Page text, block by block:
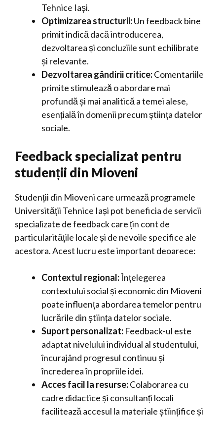
Tehnice Iași.
Optimizarea structurii:Un feedback bine
primit indică dacă introducerea,
dezvoltarea și concluziile sunt echilibrate
și relevante.
Dezvoltarea gândirii critice:Comentariile
primite stimulează o abordare mai
profundă și mai analitică a temei alese,
esențială în domenii precum știința datelor
sociale.
Feedback specializat pentru
studenții din Mioveni
Studenții din Mioveni care urmează programele
Universității Tehnice Iași pot beneficia de servicii
specializate de feedback care țin cont de
particularitățile locale și de nevoile specifice ale
acestora. Acest lucru este important deoarece:
Contextul regional:Înțelegerea
contextului social și economic din Mioveni
poate influența abordarea temelor pentru
lucrările din știința datelor sociale.
Suport personalizat: Feedback-ul este
adaptat nivelului individual al studentului,
încurajând progresul continuu și
încrederea în propriile idei.
Acces facil la resurse:Colaborarea cu
cadre didactice și consultanți locali
facilitează accesul la materiale științifice și